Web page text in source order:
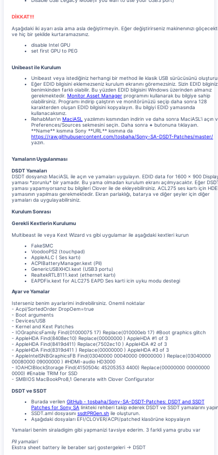
DİKKAT!!!
Aşağıdaki iki ayarı asla ama asla değiştirmeyin. Eğer değiştirirseniz makinenınızı
ve hiç bir şekilde kurtaramazsınız.
disable Intel GPU
set first GPU to PEG
Unibeast ile Kurulum
Unibeast veya istediğiniz herhangi bir method ile klasik USB sürücüsünü
Eğer EDID bilgisini eklemezseniz kurulum ekranını göremezsiniz. Sizin EDID bilginiz
benimkinden farklı olabilir. Bu yüzden EDID bilgisini Windows üzerinden almanız
gerekmektedir. Monitor Asset Manager programını kullanarak bu bilgiye sahip
olabilirsiniz. Programı indirip çalıştırın ve monitörünüzü seçip daha sonra 128
karakterden oluşan EDID bilgisini kopyalayın. Bu bilgiyi EDID yamasında
kullanacaksınız.
RehabMan'ın MaciASL yazılımını kısmından indirin ve daha sonra MaciASL'i açın
Preferences/Sources sekmesini seçin. Daha sonra + butonuna tıklayaın.
**Name** kısmına Sony **URL** kısmına da
https://raw.githubusercontent.com/tosbaha/Sony-SA-DSDT-Patches/master/
yazın.
Yamaların Uygulanması
DSDT Yamaları
DSDT dosyanızı MaciASL ile açın ve yamaları uygulayın. EDID data for 1600 x 900
yaması *zorunlu* bir yamadır. Bu yama olmadan kurulum ekranı açılmyacaktır. Eğer
yaması yapamıyorsanız bu bilgileri Clover ile de ekleyebilirsiniz. ACL275 ses kartı için
yamasının yapılması gerekmektedir. Ekran parlaklığı, batarya ve diğer şeyler için diğer
yamaları da uygulayabilirsiniz.
Kurulum Sonrası
Gerekli Kextlerin Kurulumu
Multibeast ile veya Kext Wizard vs gibi uygulamar ile aşağıdaki kextleri kurun
FakeSMC
VoodooPS2 (touchpad)
AppleALC ( Ses kartı)
ACPIBatteryManager.kext (Pil)
GenericUSBXHCI.kext (USB3 portu)
RealtekRTL8111.kext (ethernet kartı)
EAPDFix.kext for ALC275 EAPD Ses karti icin uyku modu destegi
Ayar ve Yamalar
Isterseniz benim ayarlarimi indirebilirsiniz. Onemli noktalar
- Acpi/SortedOrder DropOem=true
- Boot arguments
- Devices/USB
- Kernel and Kext Patches
- IOGraphicsFamily Find(01000075 17) Replace(010000eb 17) #Boot graphics glitch
- AppleHDA Find(8408ec10) Replace(00000000 ) AppleHDA #1 of 3
- AppleHDA Find(8419d411) Replace(7502ec10 ) AppleHDA #2 of 3
- AppleHDA Find(8319d411 ) Replace(00000000 ) AppleHDA #3 of 3
- AppleIntelSNBGraphicsFB Find(03040000 00040000 09000000 ) Replace(03040000
00080000 09000000 ) #HDMI-audio HD3000
- IOAHCIBlockStorage Find(4150504c 45205353 4400) Replace(00000000 00000000
0000) #Enable TRIM for SSD
- SMBIOS MacBookPro8,1 Generate with Clover Configurator
DSDT ve SSDT
Burada verilen GitHub - tosbaha/Sony-SA-DSDT-Patches: DSDT and SSDT
Patches for Sony SA linkteki rehberi takip ederek DSDT ve SSDT yamalarını
SSDT.aml dosyasını ssdtPRGen.sh ile oluşturun.
Aşağıdaki dosyaları EFI/CLOVER/ACPI/patched klasörüne kopyalayın
Yamalari benim siraladigim gibi yapmanizi tavsiye ederim. 3 farkli yama grubu var
Pil yamalari
Ekstra sheet battery ile beraber sarj gostergeleri -> DSDT